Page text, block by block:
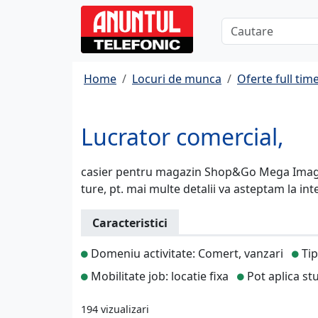
Home Locuri de munca Oferte full
Lucrator comercial,
casier pentru magazin Shop&Go Mega
ture, pt. mai multe detalii va asteptam la
Caracteristici
Domeniu activitate: Comert, vanzari
Mobilitate job: locatie fixa
Pot aplica
194 vizualizari